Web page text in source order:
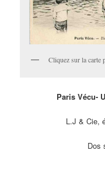
Cliquez sur la carte
Paris Vécu-
L.J & Cie,
Dos